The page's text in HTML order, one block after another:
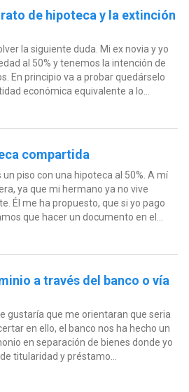
de hipoteca y la extinción
la siguiente duda. Mi ex novia y yo
al 50% y tenemos la intención de
En principio va a probar quedárselo
económica equivalente a lo...
compartida
piso con una hipoteca al 50%. A mí
ya que mi hermano ya no vive
Él me ha propuesto, que si yo pago
que hacer un documento en el...
a través del banco o vía
gustaría que me orientaran que seria
en ello, el banco nos ha hecho un
en separación de bienes donde yo
titularidad y préstamo...